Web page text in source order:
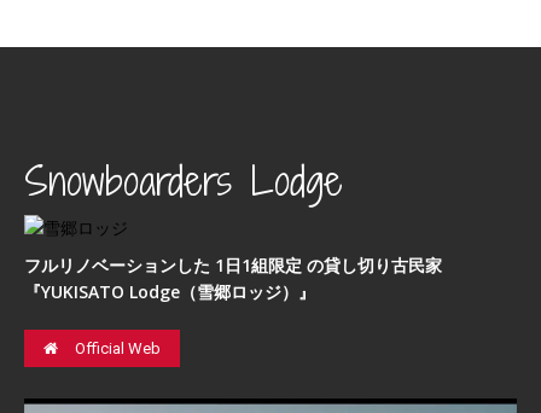
Snowboarders Lodge
フルリノベーションした 1日1組限定 の貸し切り古民家
『YUKISATO Lodge（雪郷ロッジ）』
Official Web